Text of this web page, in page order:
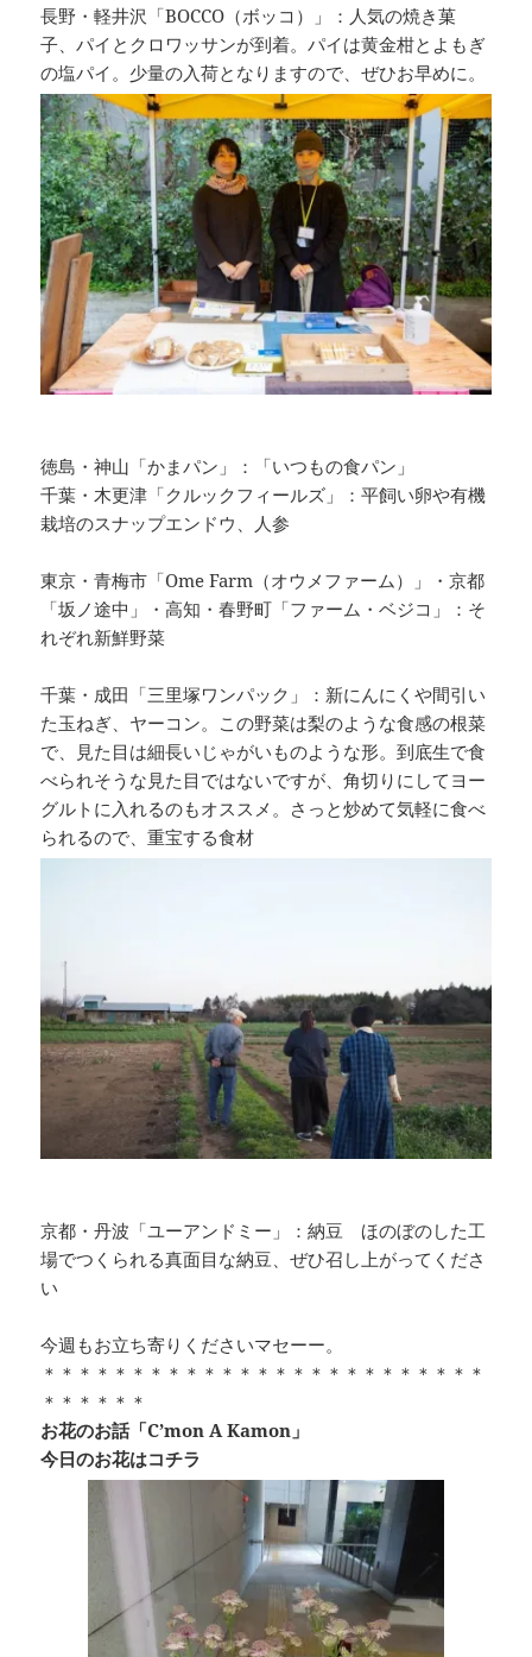
長野・軽井沢「BOCCO（ボッコ）」：人気の焼き菓
子、パイとクロワッサンが到着。パイは黄金柑とよもぎ
の塩パイ。少量の入荷となりますので、ぜひお早めに。
徳島・神山「かまパン」：「いつもの食パン」
千葉・木更津「クルックフィールズ」：平飼い卵や有機
栽培のスナップエンドウ、人参
東京・青梅市「Ome Farm（オウメファーム）」・京都
「坂ノ途中」・高知・春野町「ファーム・ベジコ」：そ
れぞれ新鮮野菜
千葉・成田「三里塚ワンパック」：新にんにくや間引い
た玉ねぎ、ヤーコン。この野菜は梨のような食感の根菜
で、見た目は細長いじゃがいものような形。到底生で食
べられそうな見た目ではないですが、角切りにしてヨー
グルトに入れるのもオススメ。さっと炒めて気軽に食べ
られるので、重宝する食材
京都・丹波「ユーアンドミー」：納豆 ほのぼのした工
場でつくられる真面目な納豆、ぜひ召し上がってくださ
い
今週もお立ち寄りくださいマセーー。
＊＊＊＊＊＊＊＊＊＊＊＊＊＊＊＊＊＊＊＊＊＊＊＊＊
＊＊＊＊＊＊
お花のお話「C’mon A Kamon」
今日のお花はコチラ